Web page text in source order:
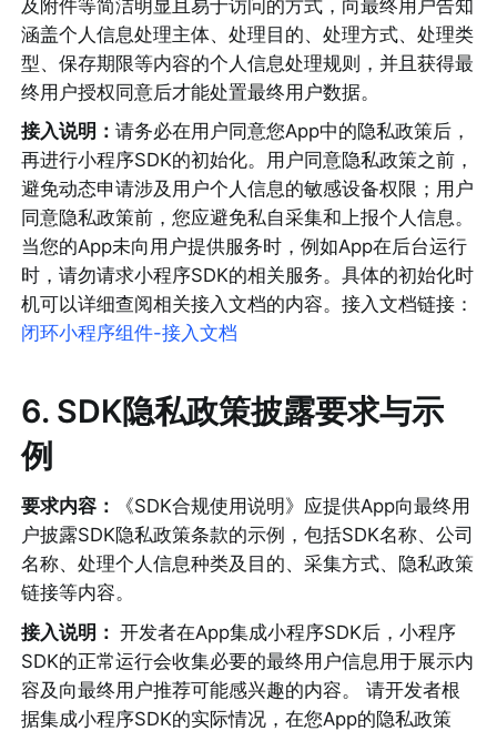
及附件等简洁明显且易于访问的方式，向最终用户告知
涵盖个人信息处理主体、处理目的、处理方式、处理类
型、保存期限等内容的个人信息处理规则，并且获得最
终用户授权同意后才能处置最终用户数据。
接入说明：请务必在用户同意您App中的隐私政策后，
再进行小程序SDK的初始化。用户同意隐私政策之前，
避免动态申请涉及用户个人信息的敏感设备权限；用户
同意隐私政策前，您应避免私自采集和上报个人信息。
当您的App未向用户提供服务时，例如App在后台运行
时，请勿请求小程序SDK的相关服务。具体的初始化时
机可以详细查阅相关接入文档的内容。接入文档链接：
闭环小程序组件-接入文档
6. SDK隐私政策披露要求与示
例
要求内容：
《SDK合规使用说明》应提供App向最终用
户披露SDK隐私政策条款的示例，包括SDK名称、公司
名称、处理个人信息种类及目的、采集方式、隐私政策
链接等内容。
接入说明： 开发者在App集成小程序SDK后，小程序
SDK的正常运行会收集必要的最终用户信息用于展示内
容及向最终用户推荐可能感兴趣的内容。 请开发者根
据集成小程序SDK的实际情况，在您App的隐私政策